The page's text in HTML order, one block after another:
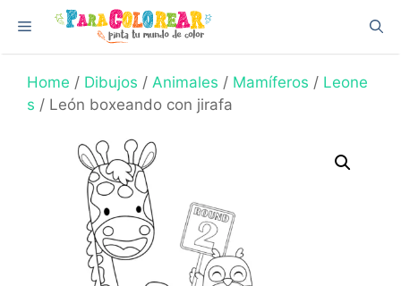
content
Menu
Home / Dibujos / Animales / Mamíferos / Leone
s / León boxeando con jirafa